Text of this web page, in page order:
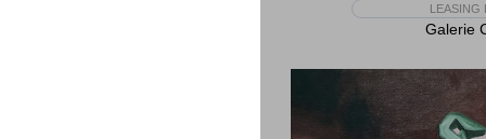
LEASING
Galerie